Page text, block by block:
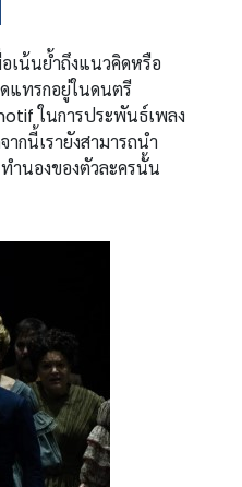
เน้นย้ำถึงแนวคิดหรือ
แทรกอยู่ในดนตรี
ในการประพันธ์เพลง
นี้เรายังสามารถนำ
ำนองของตัวละครนั้น